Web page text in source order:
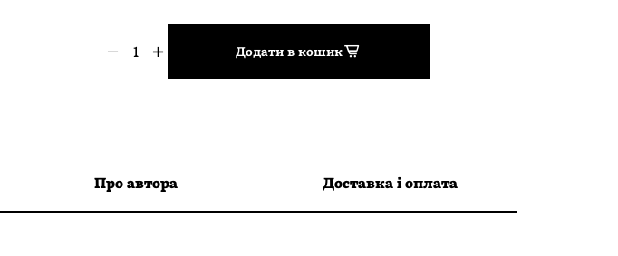
Куди
Додати в кошик
Про автора Доставка і оплата